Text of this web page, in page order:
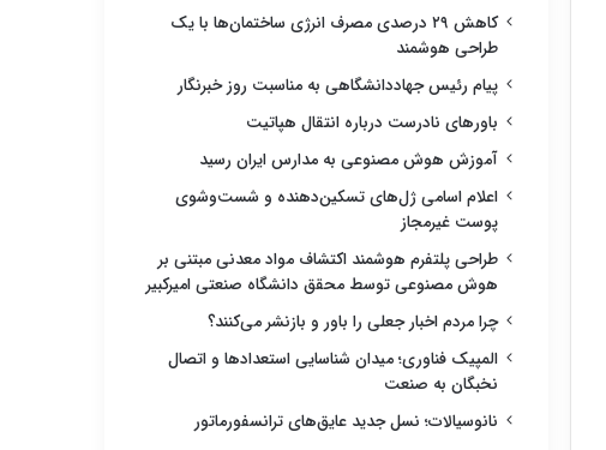
کاهش ۲۹ درصدی مصرف انرژی ساختمان‌ها با یک
طراحی هوشمند
پیام رئیس جهاددانشگاهی به مناسبت روز خبرنگار
باورهای نادرست درباره انتقال هپاتیت
آموزش هوش مصنوعی به مدارس ایران رسید
اعلام اسامی ژل‌های تسکین‌دهنده و شست‌وشوی
پوست غیرمجاز
طراحی پلتفرم هوشمند اکتشاف مواد معدنی مبتنی بر
هوش مصنوعی توسط محقق دانشگاه صنعتی امیرکبیر
چرا مردم اخبار جعلی را باور و بازنشر می‌کنند؟
المپیک فناوری؛ میدان شناسایی استعدادها و اتصال
نخبگان به صنعت
نانوسیالات؛ نسل جدید عایق‌های ترانسفورماتور